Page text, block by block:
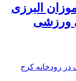
البرزی
ورزشی